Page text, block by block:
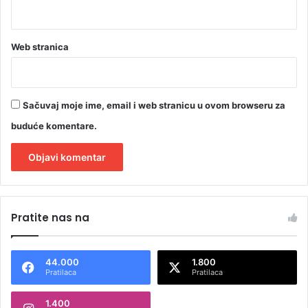
Web stranica
Sačuvaj moje ime, email i web stranicu u ovom browseru za
buduće komentare.
t
n
Pratite nas na
44.000
Pratilaca
1.800
Pratilaca
1.400